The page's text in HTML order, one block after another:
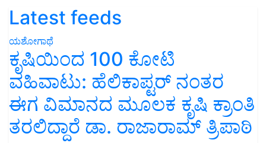
Latest feeds
ಯಶೋಗಾಥೆ
ಕೃಷಿಯಿಂದ 100 ಕೋಟಿ
ವಹಿವಾಟು: ಹೆಲಿಕಾಪ್ಟರ್ ನಂತರ
ಈಗ ವಿಮಾನದ ಮೂಲಕ ಕೃಷಿ ಕ್ರಾಂತಿ
ತರಲಿದ್ದಾರೆ ಡಾ. ರಾಜಾರಾಮ್ ತ್ರಿಪಾಠಿ